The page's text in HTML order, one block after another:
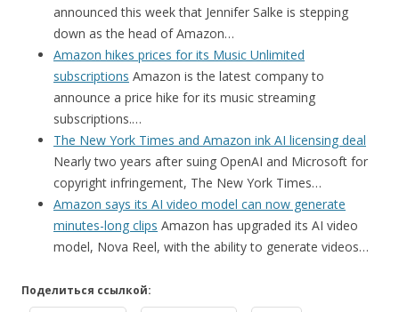
announced this week that Jennifer Salke is stepping
down as the head of Amazon…
Amazon hikes prices for its Music Unlimited
subscriptions Amazon is the latest company to
announce a price hike for its music streaming
subscriptions.…
The New York Times and Amazon ink AI licensing deal
Nearly two years after suing OpenAI and Microsoft for
copyright infringement, The New York Times…
Amazon says its AI video model can now generate
minutes-long clips Amazon has upgraded its AI video
model, Nova Reel, with the ability to generate videos…
Поделиться ссылкой: